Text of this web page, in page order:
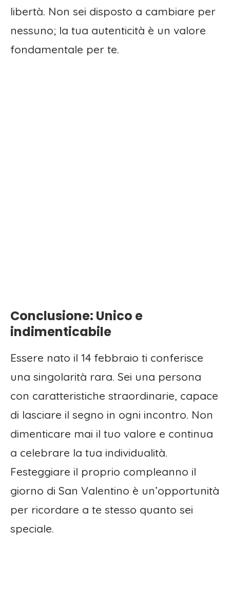
libertà. Non sei disposto a cambiare per
nessuno; la tua autenticità è un valore
fondamentale per te.
Conclusione: Unico e
indimenticabile
Essere nato il 14 febbraio ti conferisce
una singolarità rara. Sei una persona
con caratteristiche straordinarie, capace
di lasciare il segno in ogni incontro. Non
dimenticare mai il tuo valore e continua
a celebrare la tua individualità.
Festeggiare il proprio compleanno il
giorno di San Valentino è un’opportunità
per ricordare a te stesso quanto sei
speciale.